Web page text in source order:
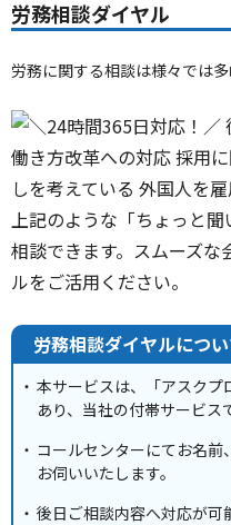
労務相談ダイヤル
労務に関する相談は様々では多
労務相談ダイヤルにつ
本サービスは、「アスクプ
あり、当社の付帯サービス
コールセンターにてお名
お伺いいたします。
後日ご相談内容へ対応が可